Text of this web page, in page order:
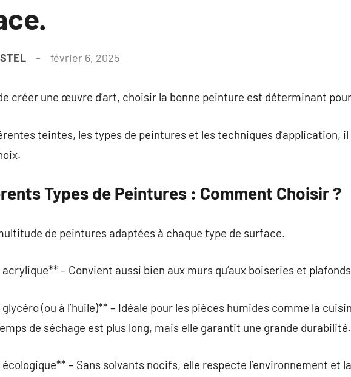
février 6, 2025
de créer une œuvre d’art, choisir la bonne peinture est déterminant
teintes, les types de peintures et les techniques d’application,
Types de Peintures : Comment Choisir ?
de peintures adaptées à chaque type de surface.
– Convient aussi bien aux murs qu’aux boiseries et
(ou à l’huile)** – Idéale pour les pièces humides comme la
de séchage est plus long, mais elle garantit une grande durabilité.
– Sans solvants nocifs, elle respecte l’environnement et